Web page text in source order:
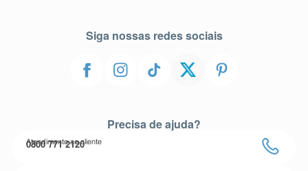
Siga nossas redes sociais
Precisa de ajuda?
Atendimento ao cliente
0800 771 2120